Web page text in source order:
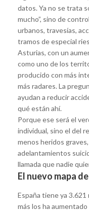
datos. Ya no se trata
mucho”, sino de
urbanos, travesías,
tramos de especial
Asturias, con un
como uno de los
producido con más
más radares. La
ayudan a reducir
qué están ahí.
Porque ese será el
individual, sino el del
menos heridos
adelantamientos
llamada que nadie
El nuevo mapa
España tiene ya
más los ha